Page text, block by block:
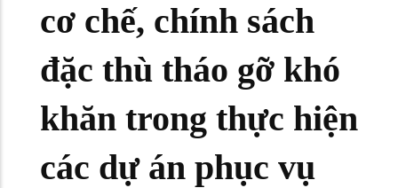
cơ chế, chính sách
đặc thù tháo gỡ khó
khăn trong thực hiện
các dự án phục vụ